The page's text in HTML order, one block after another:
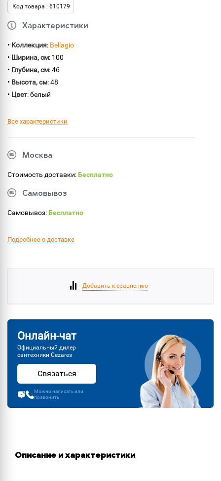
Код товара : 610179
Характеристики
• Коллекция: Bellagio
• Ширина, см: 100
• Глубина, см: 46
• Высота, см: 48
• Цвет: белый
Все характеристики
Москва
Стоимость доставки:Бесплатно
Самовывоз
Самовывоз:Бесплатно
Подробнее о доставке
Добавить к сравнению
Онлайн-чат
Официальный дилер
сантехники Cezares
Связаться
Можно написать или
позвонить
Описание и характеристики